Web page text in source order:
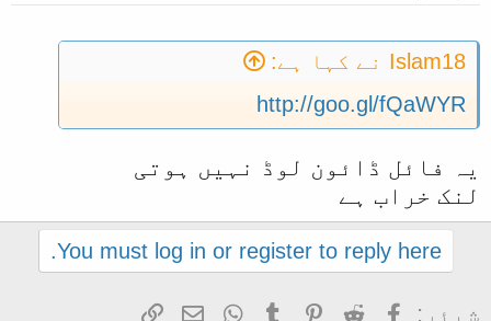
Islam18 نے کہا ہے:
http://goo.gl/fQaWYR
یہ فائل ڈائون لوڈ نہیں ہوتی
لنک خراب ہے
You must log in or register to reply here.
شیئر: Facebook
Reddit
Pinterest
Tumblr
WhatsApp
ای میل
Link